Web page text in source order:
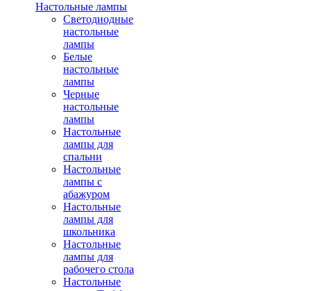
Настольные лампы
Светодиодные
настольные
лампы
Белые
настольные
лампы
Черные
настольные
лампы
Настольные
лампы для
спальни
Настольные
лампы с
абажуром
Настольные
лампы для
школьника
Настольные
лампы для
рабочего стола
Настольные